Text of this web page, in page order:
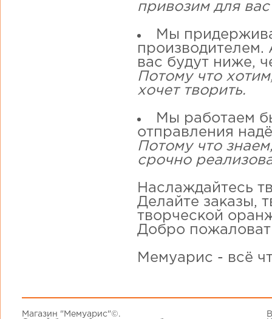
привозим для
Мы
производителем.
вас будут ниже,
Потому что
хочет творить.
Мы работаем
отправления
Потому что
срочно
Наслаждайтесь
Делайте заказы,
творческой
Добро
Мемуарис - всё
Магазин "Мемуарис"©.